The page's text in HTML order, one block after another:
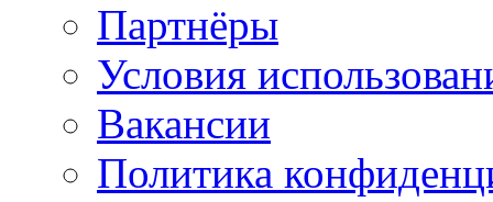
Партнёры
Условия
Вакансии
Политика